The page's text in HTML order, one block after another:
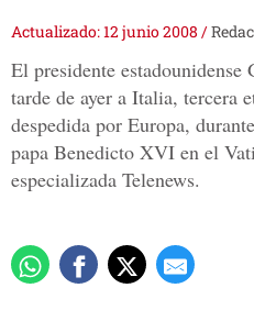
Actualizado: 12 junio 2008 /
El presidente
tarde de ayer a Italia, tercera
despedida por Europa,
papa Benedicto XVI en el
especializada Telenews.